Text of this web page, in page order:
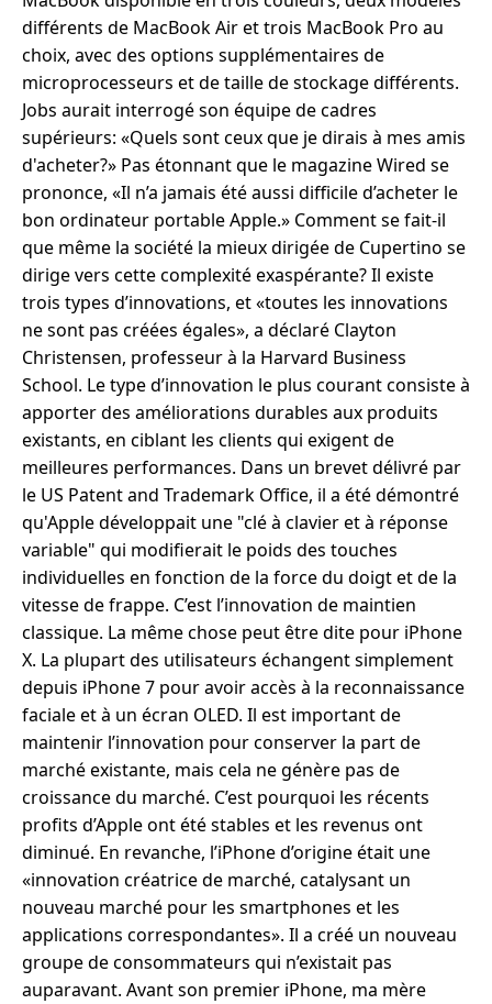
différents de MacBook Air et trois MacBook Pro au
choix, avec des options supplémentaires de
microprocesseurs et de taille de stockage différents.
Jobs aurait interrogé son équipe de cadres
supérieurs: «Quels sont ceux que je dirais à mes amis
d'acheter?» Pas étonnant que le magazine Wired se
prononce, «Il n’a jamais été aussi difficile d’acheter le
bon ordinateur portable Apple.» Comment se fait-il
que même la société la mieux dirigée de Cupertino se
dirige vers cette complexité exaspérante? Il existe
trois types d’innovations, et «toutes les innovations
ne sont pas créées égales», a déclaré Clayton
Christensen, professeur à la Harvard Business
School. Le type d’innovation le plus courant consiste à
apporter des améliorations durables aux produits
existants, en ciblant les clients qui exigent de
meilleures performances. Dans un brevet délivré par
le US Patent and Trademark Office, il a été démontré
qu'Apple développait une "clé à clavier et à réponse
variable" qui modifierait le poids des touches
individuelles en fonction de la force du doigt et de la
vitesse de frappe. C’est l’innovation de maintien
classique. La même chose peut être dite pour iPhone
X. La plupart des utilisateurs échangent simplement
depuis iPhone 7 pour avoir accès à la reconnaissance
faciale et à un écran OLED. Il est important de
maintenir l’innovation pour conserver la part de
marché existante, mais cela ne génère pas de
croissance du marché. C’est pourquoi les récents
profits d’Apple ont été stables et les revenus ont
diminué. En revanche, l’iPhone d’origine était une
«innovation créatrice de marché, catalysant un
nouveau marché pour les smartphones et les
applications correspondantes». Il a créé un nouveau
groupe de consommateurs qui n’existait pas
auparavant. Avant son premier iPhone, ma mère